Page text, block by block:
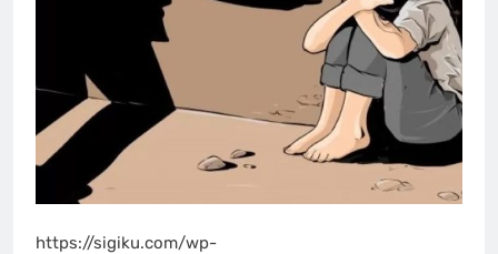
https://sigiku.com/wp-